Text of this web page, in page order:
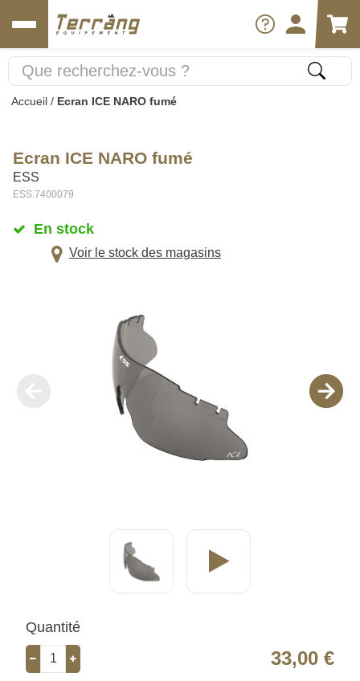
Accueil / Ecran ICE NARO fumé
Ecran ICE NARO fumé
ESS
ESS.7400079
En stock
Voir le stock des magasins
Quantité
33,00 €